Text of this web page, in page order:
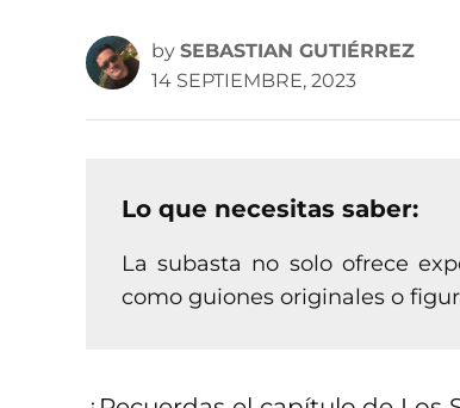
by SEBASTIAN GUTIÉRREZ
14 SEPTIEMBRE, 2023
Lo que necesitas saber:
La subasta no solo ofrece
como guiones originales o